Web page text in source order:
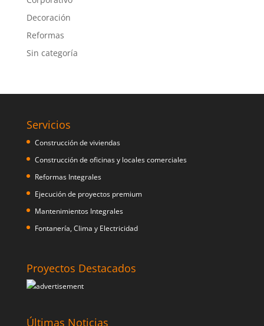
Decoración
Reformas
Sin categoría
Servicios
Construcción de viviendas
Construcción de oficinas y locales comerciales
Reformas Integrales
Ejecución de proyectos premium
Mantenimientos Integrales
Fontanería, Clima y Electricidad
Proyectos Destacados
Últimas Noticias